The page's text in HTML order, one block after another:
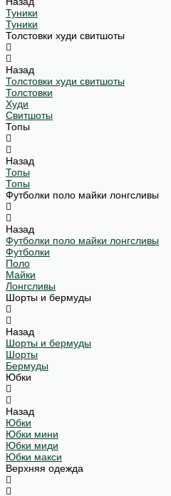
Туники
Туники
Толстовки худи свитшоты
Назад
Толстовки худи свитшоты
Толстовки
Худи
Свитшоты
Топы
Назад
Топы
Топы
Футболки поло майки лонгсливы
Назад
Футболки поло майки лонгсливы
Футболки
Поло
Майки
Лонгсливы
Шорты и бермуды
Назад
Шорты и бермуды
Шорты
Бермуды
Юбки
Назад
Юбки
Юбки мини
Юбки миди
Юбки макси
Верхняя одежда